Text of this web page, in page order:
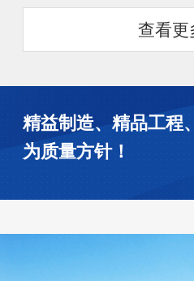
查看更
精益制造、精品工程
为质量方针！